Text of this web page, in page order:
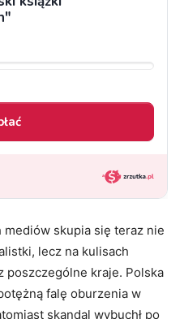
skupia się teraz nie
lecz na kulisach
poszczególne kraje. Polska
falę oburzenia w
skandal wybuchł po